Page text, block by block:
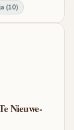
(10)
Nieuwe-